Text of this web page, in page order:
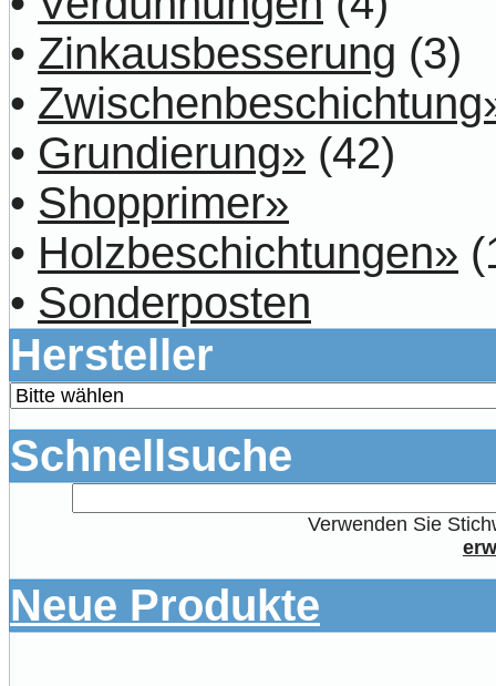
• Zinkausbesserung (3)
•
• Grundierung» (42)
• Shopprimer»
• Holzbeschichtungen»
• Sonderposten
Hersteller
Schnellsuche
Verwenden Sie
Neue Produkte